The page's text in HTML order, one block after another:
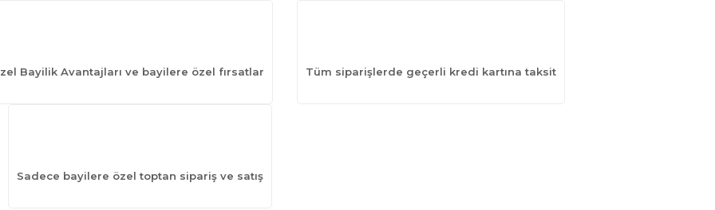
Bayilik Avantajları ve bayilere özel fırsatlar Tüm siparişlerde geçerli kredi kartına taksit
Sadece bayilere özel toptan sipariş ve satış